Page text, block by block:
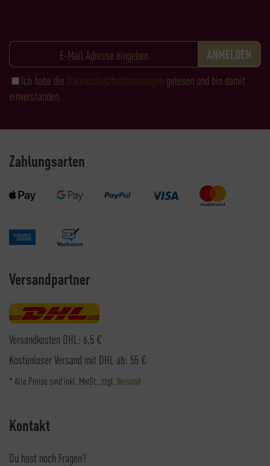
Ich habe die Datenschutzbestimmungen gelesen und bin damit
einverstanden.
Zahlungsarten
Versandpartner
Versandkosten DHL: 6,5 €
Kostenloser Versand mit DHL ab: 55 €
* Alle Preise sind inkl. MwSt., zzgl. Versand
Kontakt
Du hast noch Fragen?